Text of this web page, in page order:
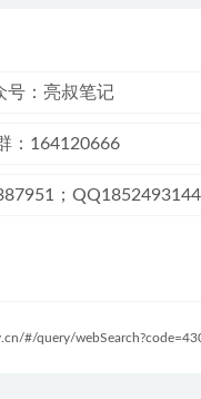
号：亮叔笔记
：164120666
；QQ1852493144
#/query/